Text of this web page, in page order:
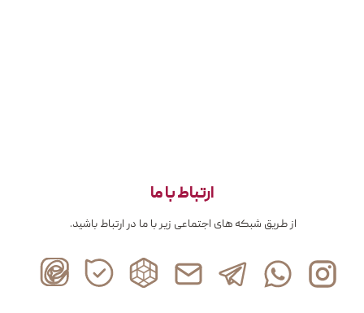
ارتباط با ما
از طریق شبکه های اجتماعی زیر با ما در ارتباط باشید.